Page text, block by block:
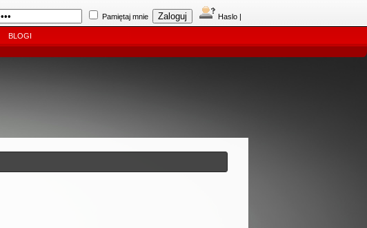
Pamiętaj mnie Haslo |
BLOGI